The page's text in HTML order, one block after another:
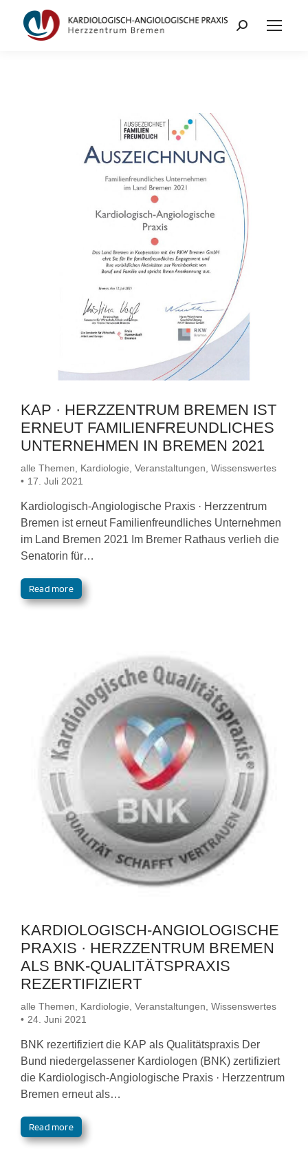
KAP · HERZZENTRUM BREMEN IST
ERNEUT FAMILIENFREUNDLICHES
UNTERNEHMEN IN BREMEN 2021
alle Themen Kardiologie Veranstaltungen Wissenswertes
17. Juli 2021
Kardiologisch-Angiologische Praxis · Herzzentrum
Bremen ist erneut Familienfreundliches Unternehmen
im Land Bremen 2021 Im Bremer Rathaus verlieh die
Senatorin für…
Read more
KARDIOLOGISCH-ANGIOLOGISCHE
PRAXIS · HERZZENTRUM BREMEN
ALS BNK-QUALITÄTSPRAXIS
REZERTIFIZIERT
alle Themen Kardiologie Veranstaltungen Wissenswertes
24. Juni 2021
BNK rezertifiziert die KAP als Qualitätspraxis Der
Bund niedergelassener Kardiologen (BNK) zertifiziert
die Kardiologisch-Angiologische Praxis · Herzzentrum
Bremen erneut als…
Read more